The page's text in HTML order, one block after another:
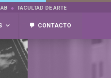
FACULTAD DE ARTE
CONTACTO